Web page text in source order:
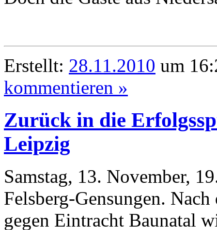
Erstellt: 28.11.2010 um
kommentieren »
Zurück in die
Leipzig
Samstag, 13. November,
Felsberg-Gensungen.
gegen Eintracht Baunatal